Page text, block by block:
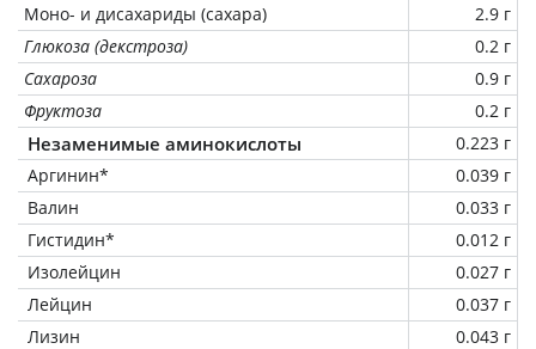
Моно- и дисахариды (сахара)
2.9 г
Глюкоза (декстроза)
0.2 г
Сахароза
0.9 г
Фруктоза
0.2 г
Незаменимые аминокислоты
0.223 г
Аргинин*
0.039 г
Валин
0.033 г
Гистидин*
0.012 г
Изолейцин
0.027 г
Лейцин
0.037 г
Лизин
0.043 г